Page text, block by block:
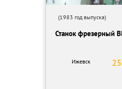
(1983 год выпуска)
Станок фрезерный
Ижевск